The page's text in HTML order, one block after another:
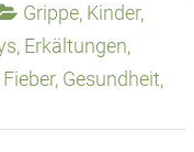
Grippe, Kinder,
, Erkältungen,
Fieber, Gesundheit,